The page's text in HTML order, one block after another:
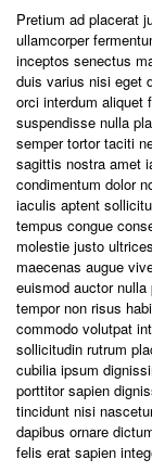
Pretium ad placerat
ullamcorper
inceptos senectus
duis varius nisi eget
orci interdum aliquet
suspendisse nulla
semper tortor taciti
sagittis nostra amet
condimentum dolor
iaculis aptent
tempus congue
molestie justo
maecenas augue
euismod auctor
tempor non risus
commodo volutpat
sollicitudin rutrum
cubilia ipsum
porttitor sapien
tincidunt nisi
dapibus ornare
felis erat sapien